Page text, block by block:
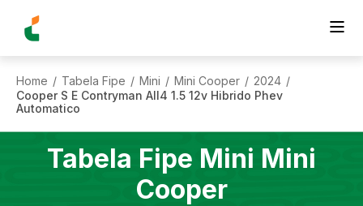
Home / Tabela Fipe / Mini / Mini Cooper / 2024 /
Cooper S E Contryman All4 1.5 12v Hibrido Phev
Automatico
Tabela Fipe Mini Mini
Cooper